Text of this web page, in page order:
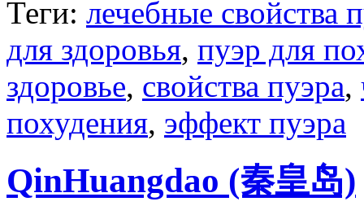
Теги: лечебные свойства
для здоровья, пуэр для
здоровье, свойства пуэра,
похудения, эффект пуэра
QinHuangdao (秦皇岛)